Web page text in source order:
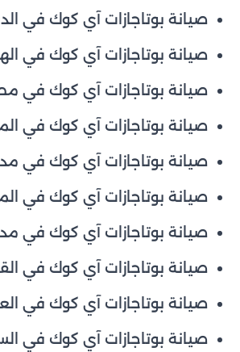
صيانة بوتاجازات آي كوك في
صيانة بوتاجازات آي كوك في
صيانة بوتاجازات آي كوك في
صيانة بوتاجازات آي كوك في
صيانة بوتاجازات آي كوك في
صيانة بوتاجازات آي كوك في
صيانة بوتاجازات آي كوك في
صيانة بوتاجازات آي كوك في
صيانة بوتاجازات آي كوك في
صيانة بوتاجازات آي كوك في